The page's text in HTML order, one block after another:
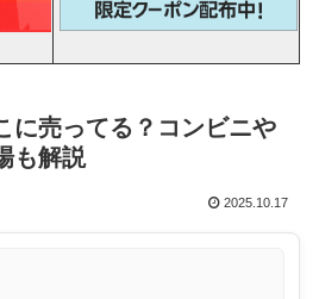
に売ってる？コンビニや
も解説
2025.10.17